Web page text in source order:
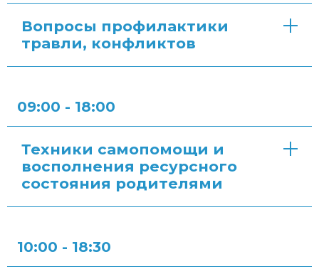
Вопросы профилактики
травли, конфликтов
09:00 - 18:00
Техники самопомощи и
восполнения ресурсного
состояния родителями
10:00 - 18:30